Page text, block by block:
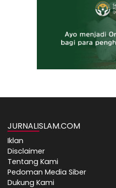
JURNALISLAM.COM
Iklan
Disclaimer
Tentang Kami
Pedoman Media Siber
Dukung Kami